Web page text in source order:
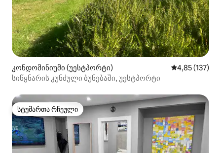
კონდომინიუმი (უესტპორტი) საშუალო
4,85 (137)
სიწყნარის კუნძული ბუნებაში, უესტპორტი
სტუმართა რჩეული
სტუმართა რჩეული